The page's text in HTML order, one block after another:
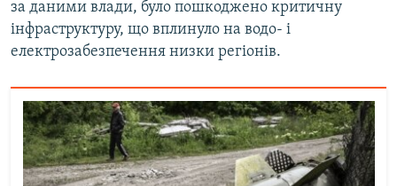
за даними влади, було пошкоджено критичну
інфраструктуру, що вплинуло на водо- і
електрозабезпечення низки регіонів.